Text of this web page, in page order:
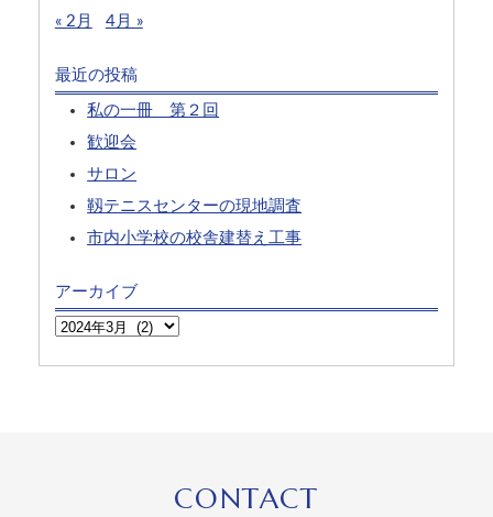
« 2月
4月 »
最近の投稿
私の一冊 第２回
歓迎会
サロン
靱テニスセンターの現地調査
市内小学校の校舎建替え工事
アーカイブ
CONTACT